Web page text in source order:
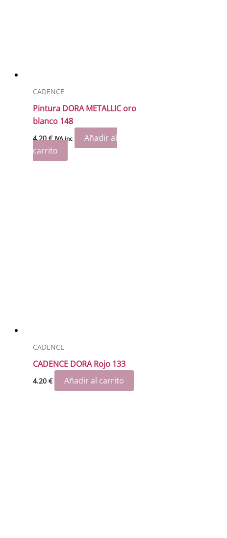
CADENCE
Pintura DORA METALLIC oro
blanco 148
4.20€ IVA inc
Añadir al
carrito
CADENCE
CADENCE DORA Rojo 133
4.20€ Añadir al carrito